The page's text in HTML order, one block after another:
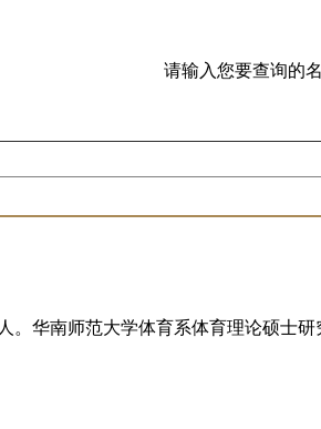
请输入您要查询的名
。华南师范大学体育系体育理论硕士研